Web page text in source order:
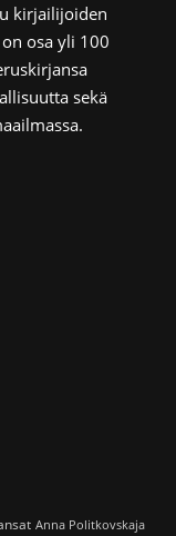
kirjailijoiden
osa yli 100
sekä
Anna Politkovskaja